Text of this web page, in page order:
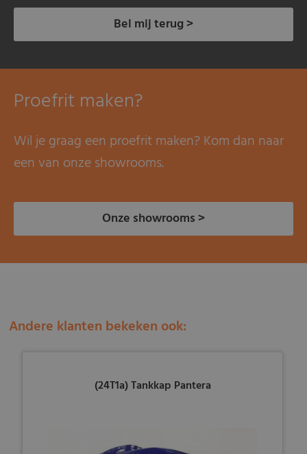
Bel mij terug >
Proefrit maken?
Wil je graag een proefrit maken? Kom dan naar
een van onze showrooms.
Onze showrooms >
Andere klanten bekeken ook:
(24T1a) Tankkap Pantera